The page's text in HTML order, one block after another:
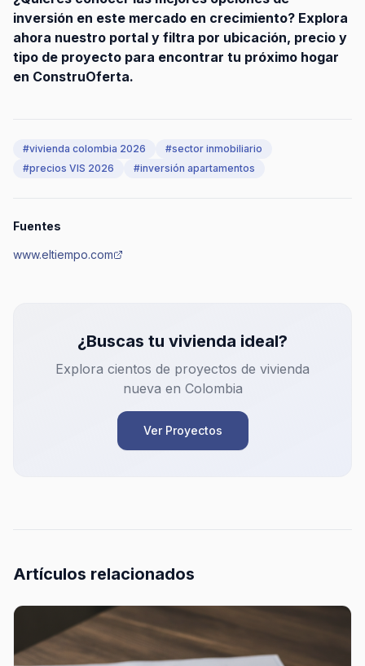
inversión en este mercado en crecimiento? Explora
ahora nuestro portal y filtra por ubicación, precio y
tipo de proyecto para encontrar tu próximo hogar
en ConstruOferta.
#vivienda colombia 2026 #sector inmobiliario
#precios VIS 2026 #inversión apartamentos
Fuentes
www.eltiempo.com
¿Buscas tu vivienda ideal?
Explora cientos de proyectos de vivienda
nueva en Colombia
Ver Proyectos
Artículos relacionados